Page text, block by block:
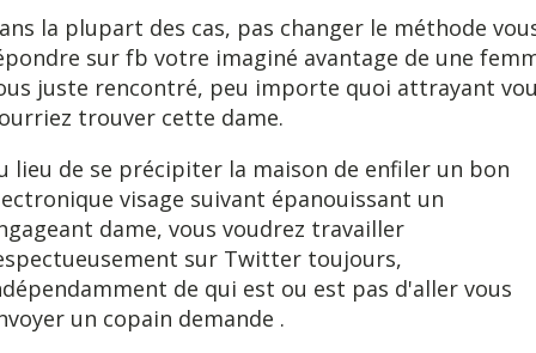
la plupart des cas, pas changer le méthode
sur fb votre imaginé avantage de une
juste rencontré, peu importe quoi attrayant
trouver cette dame.
lieu de se précipiter la maison de enfiler un bon
visage suivant épanouissant un
dame, vous voudrez travailler
sur Twitter toujours,
de qui est ou est pas d'aller vous
un copain demande .